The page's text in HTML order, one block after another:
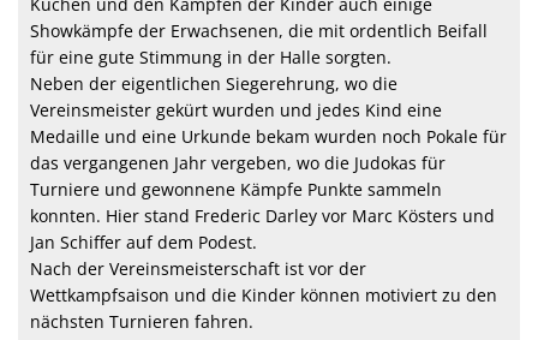
Kuchen und den Kämpfen der Kinder auch einige
Showkämpfe der Erwachsenen, die mit ordentlich Beifall
für eine gute Stimmung in der Halle sorgten.
Neben der eigentlichen Siegerehrung, wo die
Vereinsmeister gekürt wurden und jedes Kind eine
Medaille und eine Urkunde bekam wurden noch Pokale für
das vergangenen Jahr vergeben, wo die Judokas für
Turniere und gewonnene Kämpfe Punkte sammeln
konnten. Hier stand Frederic Darley vor Marc Kösters und
Jan Schiffer auf dem Podest.
Nach der Vereinsmeisterschaft ist vor der
Wettkampfsaison und die Kinder können motiviert zu den
nächsten Turnieren fahren.